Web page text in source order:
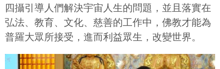
四攝引導人們解決宇宙人生的問題，並且落實在
弘法、教育、文化、慈善的工作中，佛教才能為
普羅大眾所接受，進而利益眾生，改變世界。